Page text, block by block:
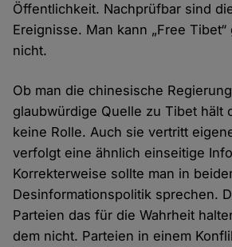
Öffentlichkeit. Nachprüfbar sind
Ereignisse. Man kann „Free
nicht.
Ob man die chinesische
glaubwürdige Quelle zu Tibet hält
keine Rolle. Auch sie vertritt
verfolgt eine ähnlich einseitige
Korrekterweise sollte man in
Desinformationspolitik sprechen.
Parteien das für die Wahrheit
dem nicht. Parteien in einem